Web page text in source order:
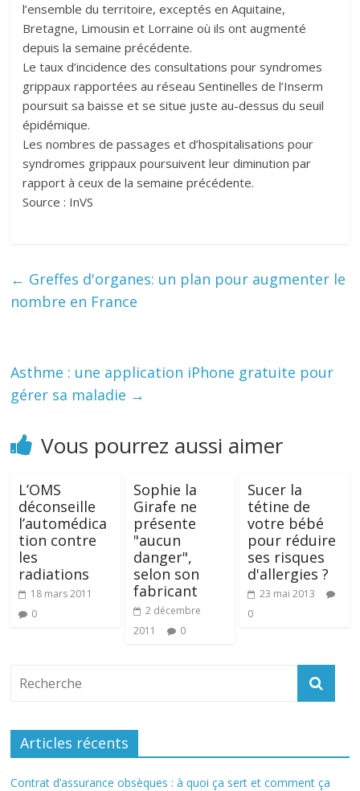
l’ensemble du territoire, exceptés en Aquitaine,
Bretagne, Limousin et Lorraine où ils ont augmenté
depuis la semaine précédente.
Le taux d’incidence des consultations pour syndromes
grippaux rapportées au réseau Sentinelles de l’Inserm
poursuit sa baisse et se situe juste au-dessus du seuil
épidémique.
Les nombres de passages et d’hospitalisations pour
syndromes grippaux poursuivent leur diminution par
rapport à ceux de la semaine précédente.
Source : InVS
← Greffes d'organes: un plan pour augmenter le
nombre en France
Asthme : une application iPhone gratuite pour
gérer sa maladie →
Vous pourrez aussi aimer
L’OMS
déconseille
l’automédica
tion contre
les
radiations
18 mars 2011
0
Sophie la
Girafe ne
présente
"aucun
danger",
selon son
fabricant
2 décembre
2011
0
Sucer la
tétine de
votre bébé
pour réduire
ses risques
d'allergies ?
23 mai 2013
0
Articles récents
Contrat d’assurance obsèques : à quoi ça sert et comment ça